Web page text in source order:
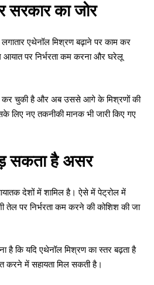
सरकार का जोर
एथेनॉल मिश्रण बढ़ाने पर काम कर
आयात पर निर्भरता कम करना और घरेलू
कर चुकी है और अब उससे आगे के मिश्रणों की
लिए नए तकनीकी मानक भी जारी किए गए
सकता है असर
देशों में शामिल है। ऐसे में पेट्रोल में
तेल पर निर्भरता कम करने की कोशिश की जा
है कि यदि एथेनॉल मिश्रण का स्तर बढ़ता है
करने में सहायता मिल सकती है।